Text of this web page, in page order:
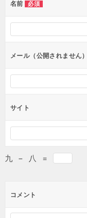
名前 必須
メール（公開されません）
サイト
九 − 八 =
コメント